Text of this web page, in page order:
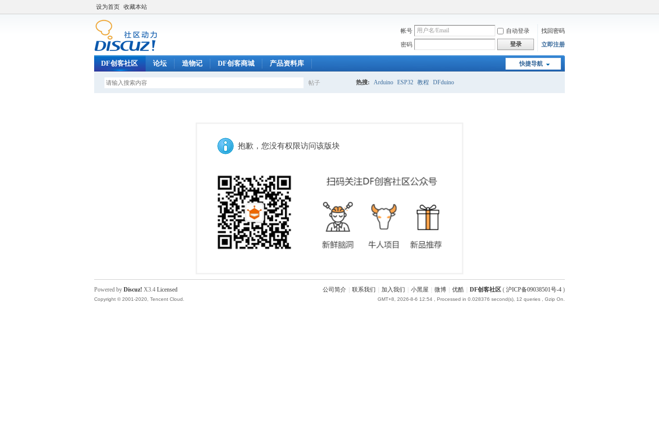
设为首页 收藏本站
帐号 自动登录
找回密码
密码
登录 立即注册
快捷导航
DF创客社区 论坛 造物记 DF创客商城 产品资料库
帖子 热搜: Arduino ESP32 教程 DFduino
抱歉，您没有权限访问该版块
公司简介 联系我们 加入我们 小黑屋 微博 优酷 DF创客社区 ( 沪ICP备09038501号-4 )
GMT+8, 2026-8-6 12:54 , Processed in 0.028376 second(s), 12 queries , Gzip On.
Powered by Discuz! X3.4 Licensed
Copyright © 2001-2020, Tencent Cloud.